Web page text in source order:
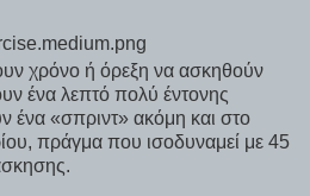
χρόνο ή όρεξη να ασκηθούν
ένα λεπτό πολύ έντονης
«σπριντ» ακόμη και στο
πράγμα που ισοδυναμεί με 45